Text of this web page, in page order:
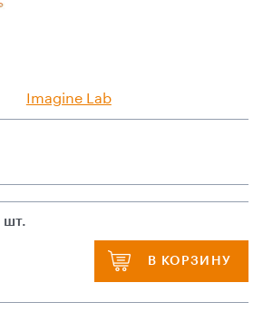
Imagine Lab
шт.
В КОРЗИНУ